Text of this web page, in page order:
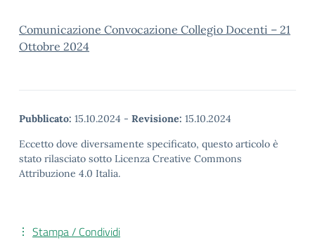
Comunicazione Convocazione Collegio Docenti – 21
Ottobre 2024
Pubblicato: 15.10.2024 - Revisione: 15.10.2024
Eccetto dove diversamente specificato, questo articolo è
stato rilasciato sotto Licenza Creative Commons
Attribuzione 4.0 Italia.
Stampa / Condividi